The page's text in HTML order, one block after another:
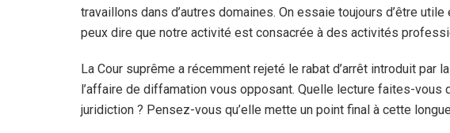
travaillons dans d’autres domaines. On essaie toujours d’être
peux dire que notre activité est consacrée à des activités
La Cour suprême a récemment rejeté le rabat d’arrêt introduit par
l’affaire de diffamation vous opposant. Quelle lecture faites-vous
juridiction ? Pensez-vous qu’elle mette un point final à cette